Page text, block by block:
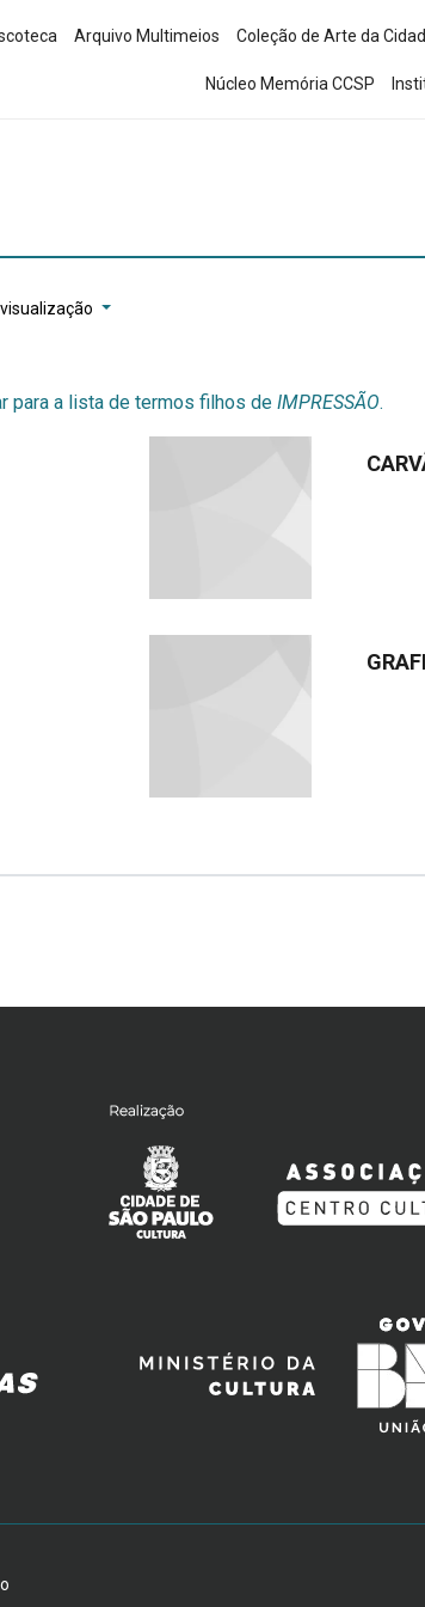
Arquivo Multimeios Coleção de Arte da
Núcleo Memória CCSP
para a lista de termos filhos de IMPRESSÃO.